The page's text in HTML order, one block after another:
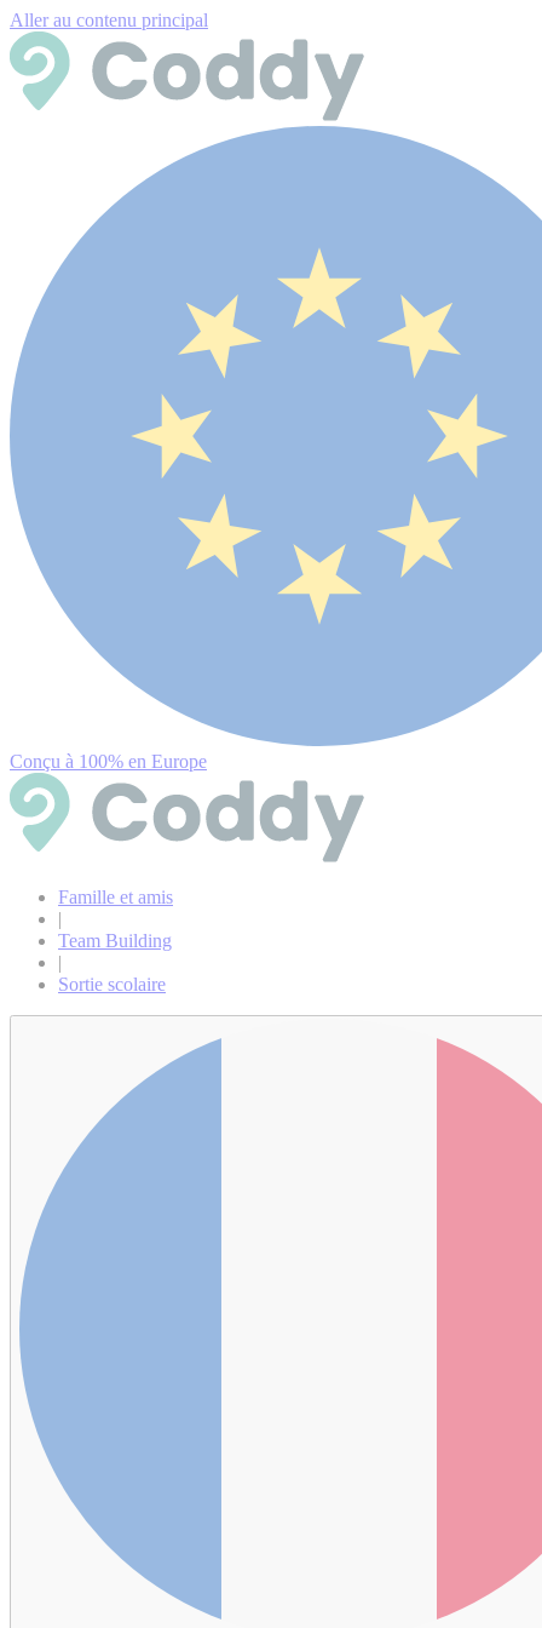
Aller au contenu principal
Conçu à 100% en Europe
Famille et amis
|
Team Building
|
Sortie scolaire